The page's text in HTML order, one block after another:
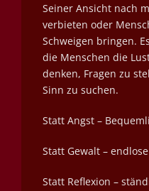
Seiner Ansicht nach
verbieten oder
Schweigen bringen.
die Menschen die
denken, Fragen zu
Sinn zu suchen.
Statt Angst –
Statt Gewalt –
Statt Reflexion –